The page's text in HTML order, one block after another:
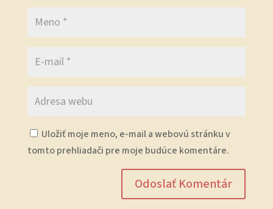
Uložiť moje meno, e-mail a webovú stránku v
tomto prehliadači pre moje budúce komentáre.